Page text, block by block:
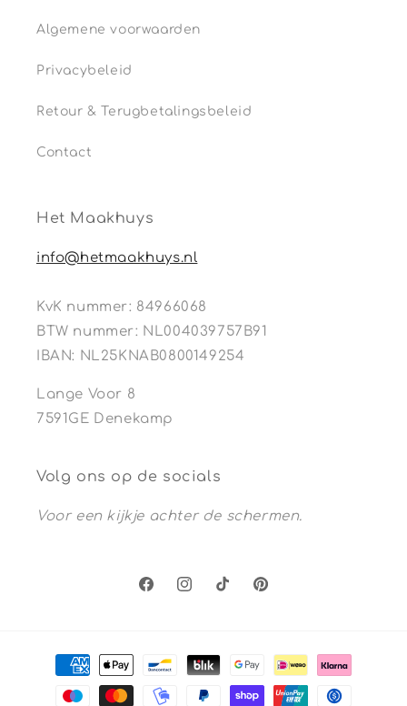
Algemene voorwaarden
Privacybeleid
Retour & Terugbetalingsbeleid
Contact
Het Maakhuys
info@hetmaakhuys.nl
KvK nummer: 84966068
BTW nummer: NL004039757B91
IBAN: NL25KNAB0800149254
Lange Voor 8
7591GE Denekamp
Volg ons op de socials
Voor een kijkje achter de schermen.
FacebookInstagramTikTokPinterest
Betaalmethoden